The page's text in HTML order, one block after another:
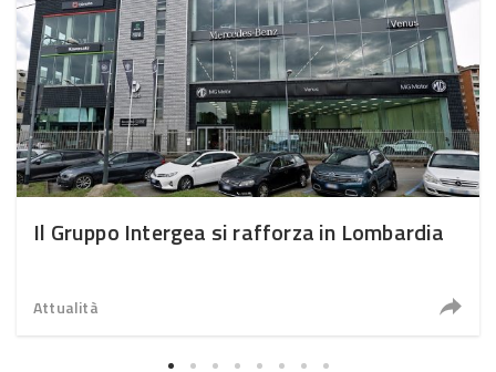
Il Gruppo Intergea si rafforza in Lombardia
Attualità